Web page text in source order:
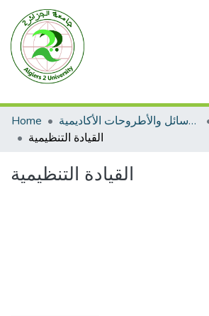
Home الرسائل والأطروحات الأكاديمية
القيادة التنظيمية
القيادة التنظيمية